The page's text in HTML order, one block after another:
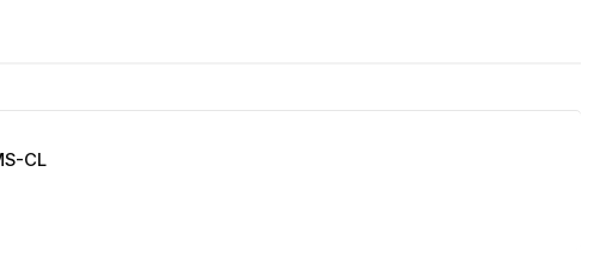
CL